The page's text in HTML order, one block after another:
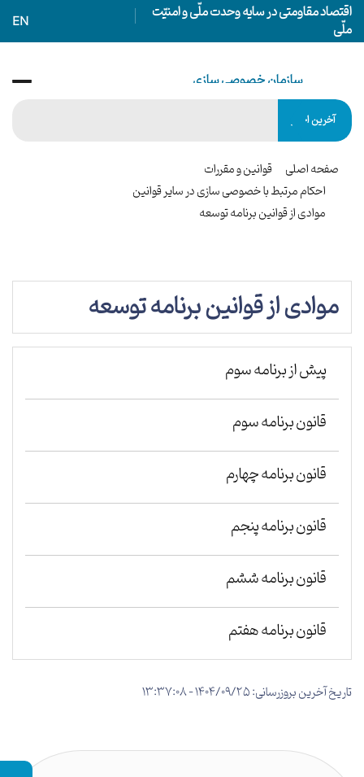
اقتصاد مقاومتی در سایه وحدت ملّی و امنیّت
ملّی
EN
سازمان خصوصی سازی
آخرین اخبار
صفحه اصلی
قوانین و مقررات
احکام مرتبط با خصوصی سازی در سایر قوانین
موادی از قوانین برنامه توسعه
موادی از قوانین برنامه توسعه
پيش از برنامه سوم
قانون برنامه سوم
قانون برنامه چهارم
قانون برنامه پنجم
قانون برنامه ششم
قانون برنامه هفتم
تاریخ آخرین بروزرسانی: 1404/09/25 - 13:37:08